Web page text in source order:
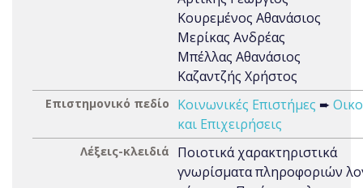
Κουρεμένος Αθανάσιος
Μερίκας Ανδρέας
Μπέλλας Αθανάσιος
Καζαντζής Χρήστος
Επιστημονικό πεδίο Κοινωνικές Επιστήμες ➨
και Επιχειρήσεις
Λέξεις-κλειδιά
Ποιοτικά χαρακτηριστικά
γνωρίσματα πληροφοριών